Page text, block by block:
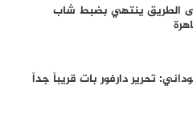
الطريق ينتهي بضبط شاب
تحرير دارفور بات قريباً جداً